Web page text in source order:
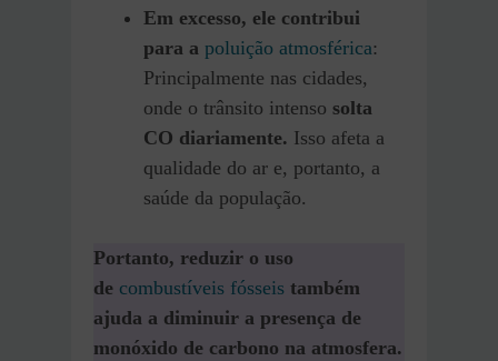
Em excesso, ele contribui
para a poluição atmosférica:
Principalmente nas cidades,
onde o trânsito intenso solta
CO diariamente. Isso afeta a
qualidade do ar e, portanto, a
saúde da população.
Portanto, reduzir o uso
de combustíveis fósseis também
ajuda a diminuir a presença de
monóxido de carbono na atmosfera.